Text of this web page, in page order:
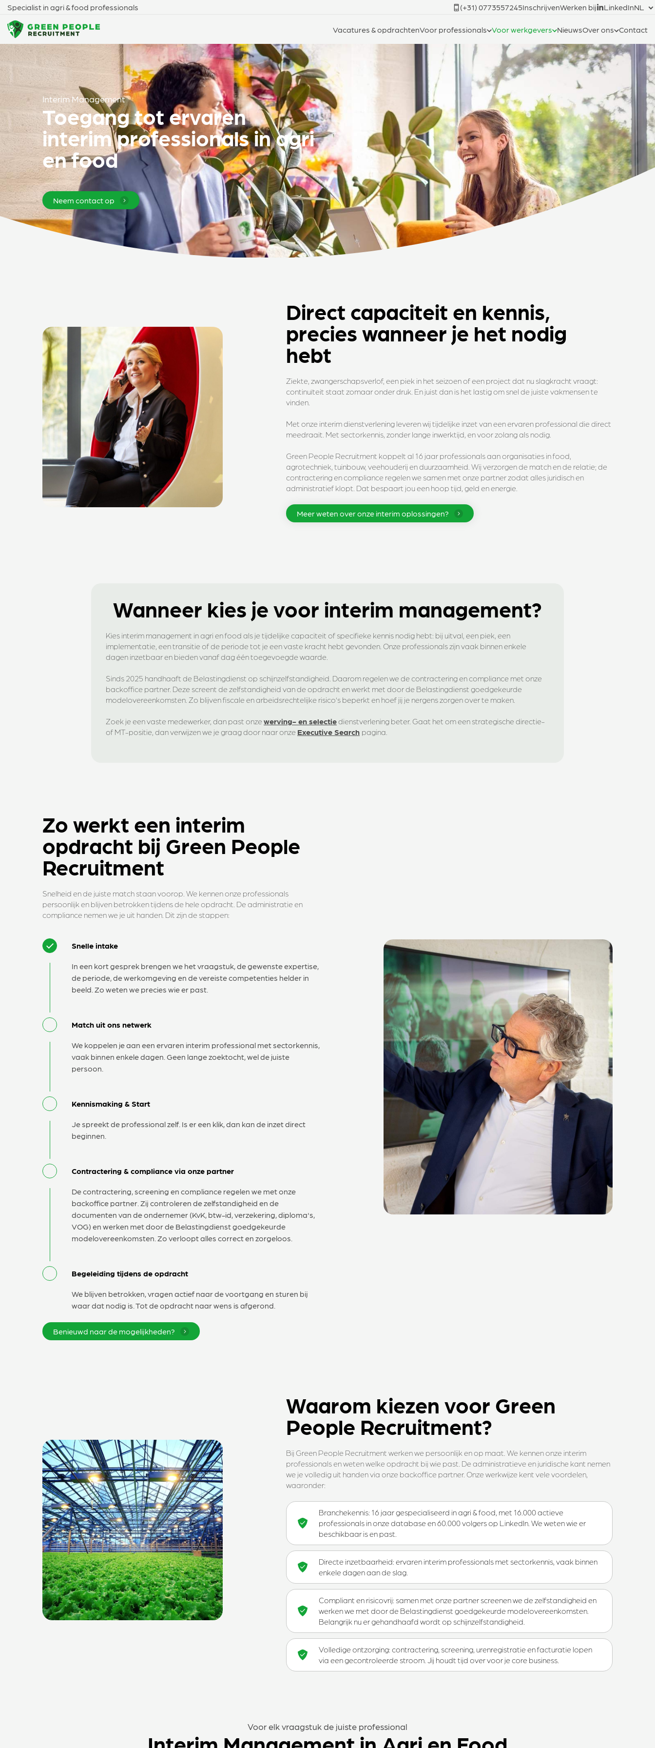
Specialist in agri & food professionals (+31) 0773557245InschrijvenWerken bij LinkedInNL
Vacatures & opdrachtenVoor professionals Voor werkgevers NieuwsOver ons Contact
Interim Management
Toegang tot ervaren
interim professionals in agri
en food
Neem contact op
Direct capaciteit en kennis,
precies wanneer je het nodig
hebt
Ziekte, zwangerschapsverlof, een piek in het seizoen of een project dat nu slagkracht vraagt:
continuïteit staat zomaar onder druk. En juist dan is het lastig om snel de juiste vakmensen te
vinden.
Met onze interim dienstverlening leveren wij tijdelijke inzet van een ervaren professional die direct
meedraait. Met sectorkennis, zonder lange inwerktijd, en voor zolang als nodig.
Green People Recruitment koppelt al 16 jaar professionals aan organisaties in food,
agrotechniek, tuinbouw, veehouderij en duurzaamheid. Wij verzorgen de match en de relatie; de
contractering en compliance regelen we samen met onze partner zodat alles juridisch en
administratief klopt. Dat bespaart jou een hoop tijd, geld en energie.
Meer weten over onze interim oplossingen?
Wanneer kies je voor interim management?
Kies interim management in agri en food als je tijdelijke capaciteit of specifieke kennis nodig hebt: bij uitval, een piek, een
implementatie, een transitie of de periode tot je een vaste kracht hebt gevonden. Onze professionals zijn vaak binnen enkele
dagen inzetbaar en bieden vanaf dag één toegevoegde waarde.
Sinds 2025 handhaaft de Belastingdienst op schijnzelfstandigheid. Daarom regelen we de contractering en compliance met onze
backoffice partner. Deze screent de zelfstandigheid van de opdracht en werkt met door de Belastingdienst goedgekeurde
modelovereenkomsten. Zo blijven fiscale en arbeidsrechtelijke risico’s beperkt en hoef jij je nergens zorgen over te maken.
Zoek je een vaste medewerker, dan past onze werving- en selectiedienstverlening beter. Gaat het om een strategische directie-
of MT-positie, dan verwijzen we je graag door naar onze Executive Search pagina.
Zo werkt een interim
opdracht bij Green People
Recruitment
Snelheid en de juiste match staan voorop. We kennen onze professionals
persoonlijk en blijven betrokken tijdens de hele opdracht. De administratie en
compliance nemen we je uit handen. Dit zijn de stappen:
Snelle intake
In een kort gesprek brengen we het vraagstuk, de gewenste expertise,
de periode, de werkomgeving en de vereiste competenties helder in
beeld. Zo weten we precies wie er past.
Match uit ons netwerk
We koppelen je aan een ervaren interim professional met sectorkennis,
vaak binnen enkele dagen. Geen lange zoektocht, wel de juiste
persoon.
Kennismaking & Start
Je spreekt de professional zelf. Is er een klik, dan kan de inzet direct
beginnen.
Contractering & compliance via onze partner
De contractering, screening en compliance regelen we met onze
backoffice partner. Zij controleren de zelfstandigheid en de
documenten van de ondernemer (KvK, btw-id, verzekering, diploma's,
VOG) en werken met door de Belastingdienst goedgekeurde
modelovereenkomsten. Zo verloopt alles correct en zorgeloos.
Begeleiding tijdens de opdracht
We blijven betrokken, vragen actief naar de voortgang en sturen bij
waar dat nodig is. Tot de opdracht naar wens is afgerond.
Benieuwd naar de mogelijkheden?
Waarom kiezen voor Green
People Recruitment?
Bij Green People Recruitment werken we persoonlijk en op maat. We kennen onze interim
professionals en weten welke opdracht bij wie past. De administratieve en juridische kant nemen
we je volledig uit handen via onze backoffice partner. Onze werkwijze kent vele voordelen,
waaronder:
Branchekennis: 16 jaar gespecialiseerd in agri & food, met 16.000 actieve
professionals in onze database en 60.000 volgers op LinkedIn. We weten wie er
beschikbaar is en past.
Directe inzetbaarheid: ervaren interim professionals met sectorkennis, vaak binnen
enkele dagen aan de slag.
Compliant en risicovrij: samen met onze partner screenen we de zelfstandigheid en
werken we met door de Belastingdienst goedgekeurde modelovereenkomsten.
Belangrijk nu er gehandhaafd wordt op schijnzelfstandigheid.
Volledige ontzorging: contractering, screening, urenregistratie en facturatie lopen
via een gecontroleerde stroom. Jij houdt tijd over voor je core business.
Voor elk vraagstuk de juiste professional